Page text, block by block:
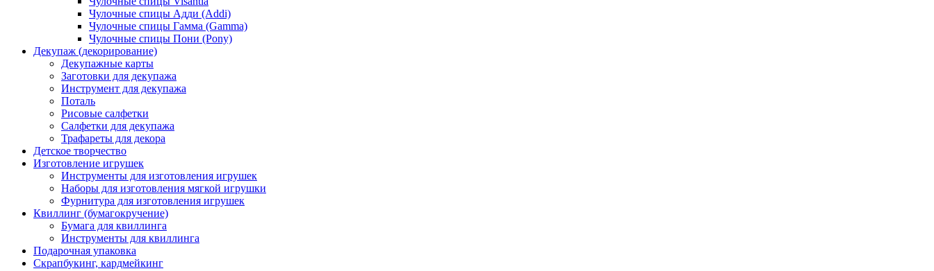
Чулочные спицы Адди (Addi)
Чулочные спицы Гамма (Gamma)
Чулочные спицы Пони (Pony)
Декупаж (декорирование)
Декупажные карты
Заготовки для декупажа
Инструмент для декупажа
Поталь
Рисовые салфетки
Салфетки для декупажа
Трафареты для декора
Детское творчество
Изготовление игрушек
Инструменты для изготовления игрушек
Наборы для изготовления мягкой игрушки
Фурнитура для изготовления игрушек
Квиллинг (бумагокручение)
Бумага для квиллинга
Инструменты для квиллинга
Подарочная упаковка
Скрапбукинг, кардмейкинг